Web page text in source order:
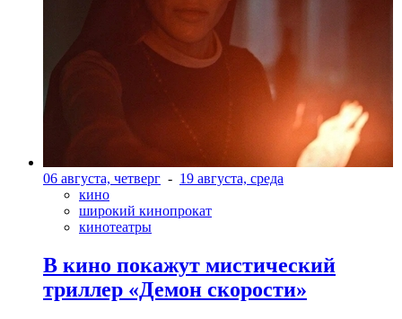
06 августа, четверг - 19 августа, среда
кино
широкий кинопрокат
кинотеатры
В кино покажут мистический
триллер «Демон скорости»